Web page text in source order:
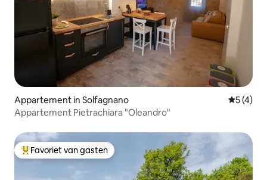
Appartement in Solfagnano
5 (4)
Appartement Pietrachiara "Oleandro"
Topfavoriet van gasten
Favoriet van gasten